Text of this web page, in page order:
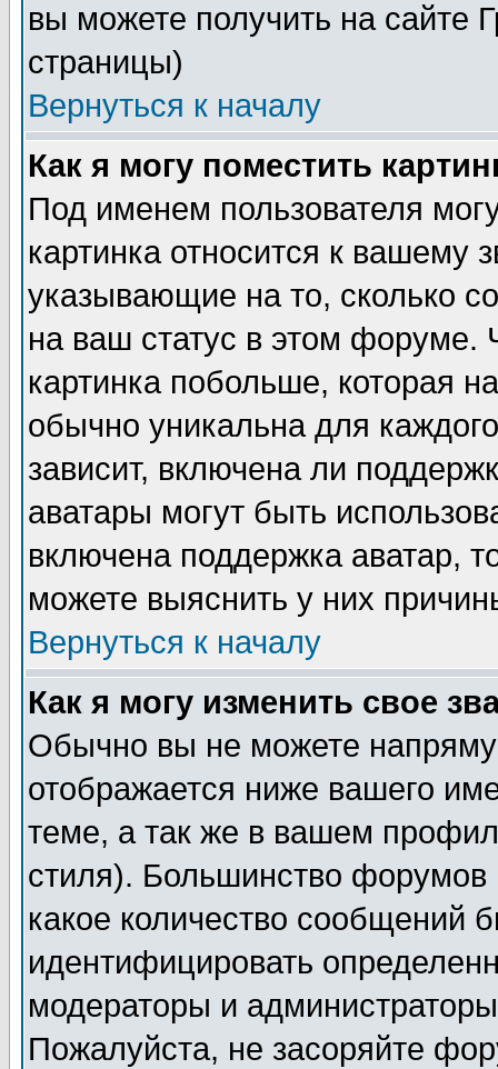
вы можете получить на сайте
страницы)
Вернуться к началу
Как я могу поместить
Под именем пользователя
картинка относится к вашему
указывающие на то, сколько
на ваш статус в этом форуме.
картинка побольше, которая
обычно уникальна для
зависит, включена ли
аватары могут быть
включена поддержка аватар,
можете выяснить у них
Вернуться к началу
Как я могу изменить свое
Обычно вы не можете
отображается ниже вашего
теме, а так же в вашем
стиля). Большинство форумов
какое количество сообщений
идентифицировать
модераторы и
Пожалуйста, не засоряйте